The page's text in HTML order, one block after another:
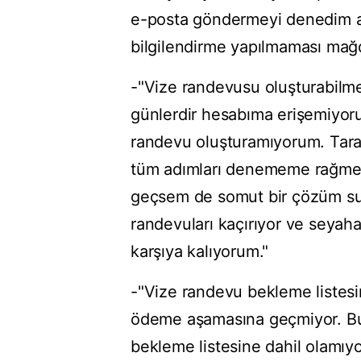
e-posta göndermeyi denedim
bilgilendirme yapılmaması
-"Vize randevusu
günlerdir hesabıma
randevu oluşturamıyorum.
tüm adımları denememe
geçsem de somut bir çözüm
randevuları kaçırıyor ve
karşıya kalıyorum."
-"Vize randevu bekleme
ödeme aşamasına geçmiyor.
bekleme listesine dahil